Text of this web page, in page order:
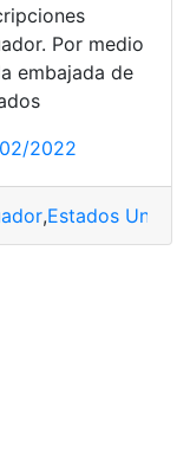
,visas
Por medio
embajada de
2022
,Estados Unidos